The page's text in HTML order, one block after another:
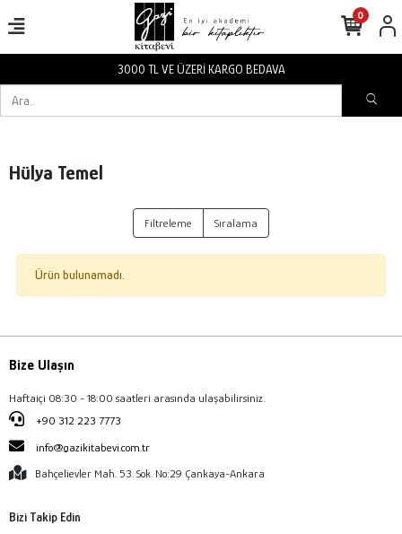
3000 TL VE ÜZERİ KARGO BEDAVA
0
Hülya Temel
Filtreleme Sıralama
Ürün bulunamadı.
Bize Ulaşın
Haftaiçi 08:30 - 18:00 saatleri arasında ulaşabilirsiniz.
+90 312 223 7773
info@gazikitabevi.com.tr
Bahçelievler Mah. 53. Sok. No:29 Çankaya-Ankara
Bizi Takip Edin